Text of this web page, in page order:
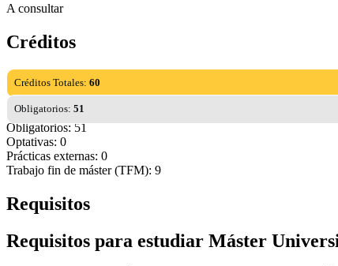
A consultar
Créditos
Créditos Totales: 60
Obligatorios: 51
Obligatorios: 51
Optativas: 0
Prácticas externas: 0
Trabajo fin de máster (TFM): 9
Requisitos
Requisitos para estudiar Máster